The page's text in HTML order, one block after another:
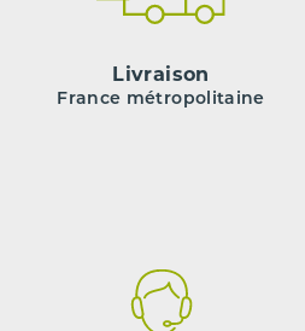
Livraison
France métropolitaine